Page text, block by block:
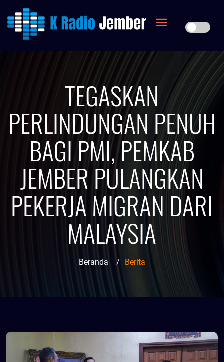
TEGASKAN
PERLINDUNGAN PENUH
BAGI PMI, PEMKAB
JEMBER PULANGKAN
PEKERJA MIGRAN DARI
MALAYSIA
Beranda / Berita